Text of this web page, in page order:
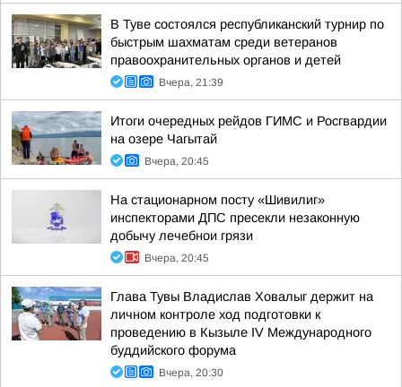
В Туве состоялся республиканский турнир по
быстрым шахматам среди ветеранов
правоохранительных органов и детей
Вчера, 21:39
Итоги очередных рейдов ГИМС и Росгвардии
на озере Чагытай
Вчера, 20:45
На стационарном посту «Шивилиг»
инспекторами ДПС пресекли незаконную
добычу лечебнои грязи
Вчера, 20:45
Глава Тувы Владислав Ховалыг держит на
личном контроле ход подготовки к
проведению в Кызыле IV Международного
буддийского форума
Вчера, 20:30